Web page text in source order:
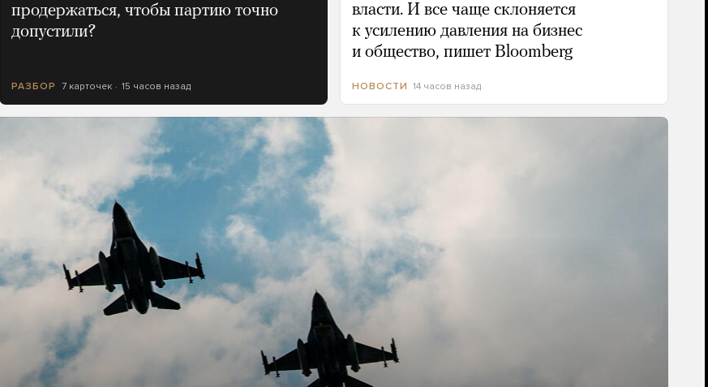
продержаться, чтобы партию точно
допустили?
РАЗБОР 7 карточек 15 часов назад
власти. И все чаще склоняется
к усилению давления на бизнес
и общество, пишет Bloomberg
НОВОСТИ 14 часов назад